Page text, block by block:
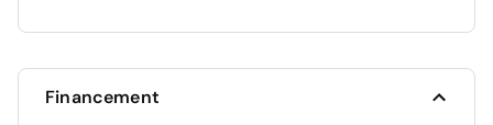
Financement